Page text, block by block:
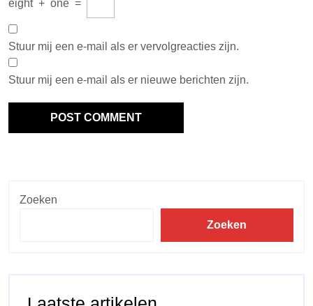
eight + one =
Stuur mij een e-mail als er vervolgreacties zijn.
Stuur mij een e-mail als er nieuwe berichten zijn.
Zoeken
Zoeken